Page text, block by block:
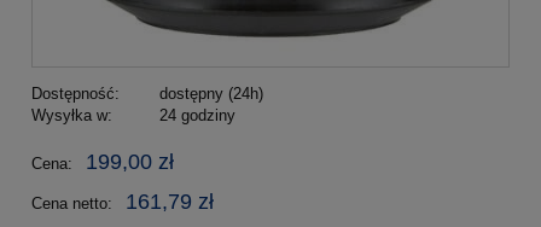
Dostępność:
dostępny (24h)
Wysyłka w:
24 godziny
Cena: 199,00 zł
Cena netto: 161,79 zł